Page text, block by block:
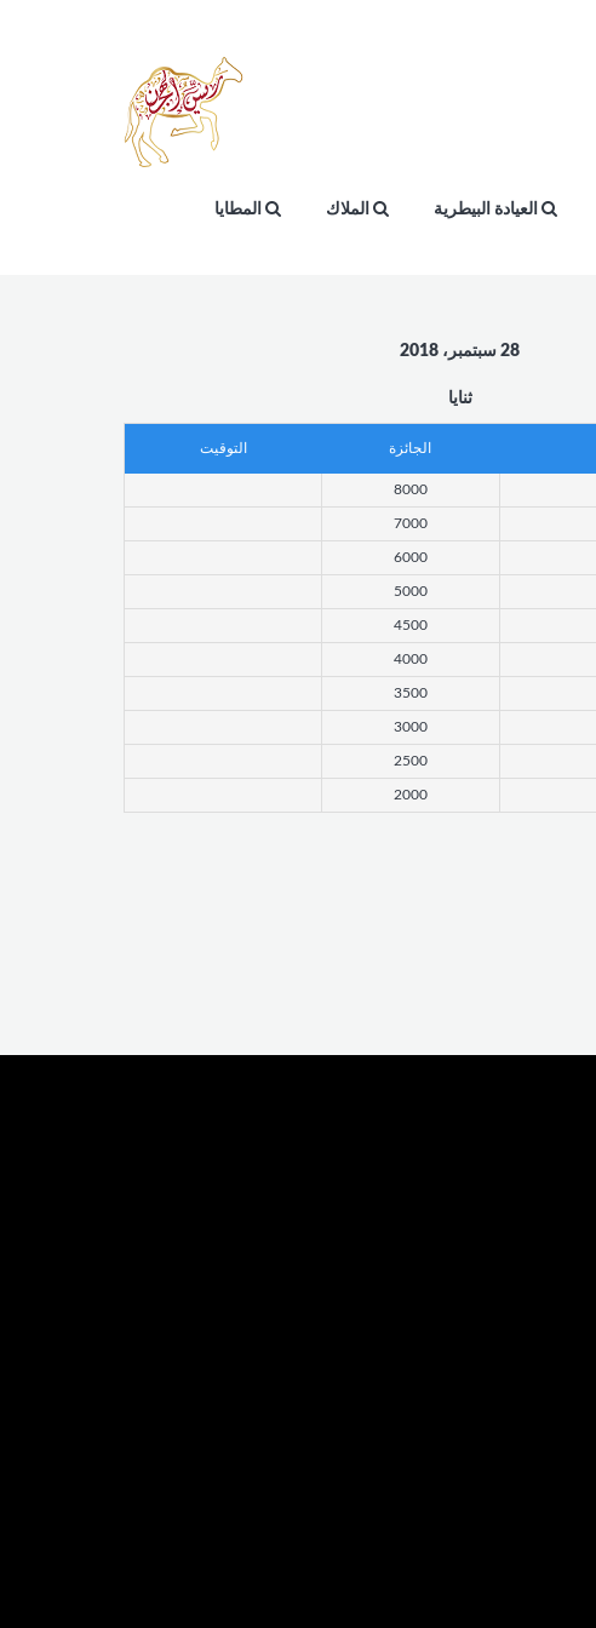
المطايا الملاك العيادة البيطرية
28 سبتمبر، 2018
ثنايا
الجائزة التوقيت
8000
7000
6000
5000
4500
4000
3500
3000
2500
2000